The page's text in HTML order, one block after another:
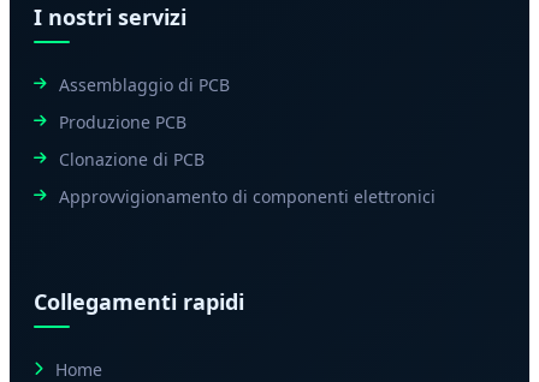
I nostri servizi
Assemblaggio di PCB
Produzione PCB
Clonazione di PCB
Approvvigionamento di componenti elettronici
Collegamenti rapidi
Home